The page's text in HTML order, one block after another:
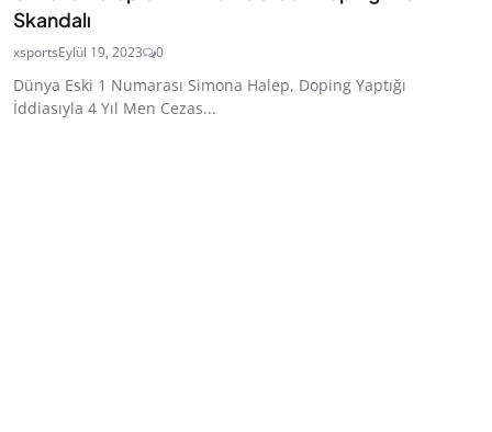
Skandalı
xsportsEylül 19, 2023 0
Dünya Eski 1 Numarası Simona Halep, Doping Yaptığı
İddiasıyla 4 Yıl Men Cezas...